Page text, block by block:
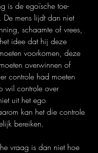
is de egoïsche toe-
De mens lijdt dan niet
schaamte of vrees,
idee dat hij deze
voorkomen, deze
overwinnen of
controle had moeten
wil controle over
uit het ego
kan het die controle
bereiken.
vraag is dan niet hoe